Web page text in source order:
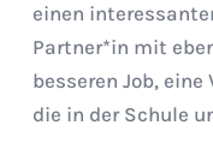
einen
Partner*in mit
besseren Job,
die in der Schule